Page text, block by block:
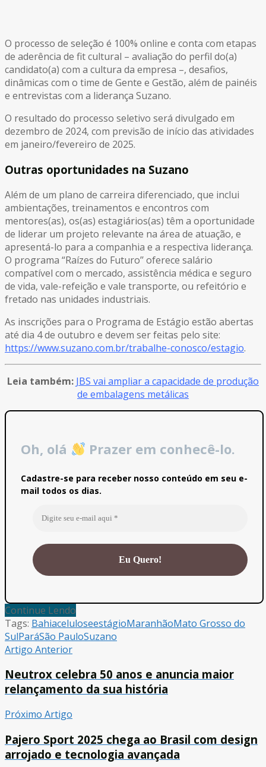
O processo de seleção é 100% online e conta com etapas
de aderência de fit cultural – avaliação do perfil do(a)
candidato(a) com a cultura da empresa –, desafios,
dinâmicas com o time de Gente e Gestão, além de painéis
e entrevistas com a liderança Suzano.
O resultado do processo seletivo será divulgado em
dezembro de 2024, com previsão de início das atividades
em janeiro/fevereiro de 2025.
Outras oportunidades na Suzano
Além de um plano de carreira diferenciado, que inclui
ambientações, treinamentos e encontros com
mentores(as), os(as) estagiários(as) têm a oportunidade
de liderar um projeto relevante na área de atuação, e
apresentá-lo para a companhia e a respectiva liderança.
O programa “Raízes do Futuro’’ oferece salário
compatível com o mercado, assistência médica e seguro
de vida, vale-refeição e vale transporte, ou refeitório e
fretado nas unidades industriais.
As inscrições para o Programa de Estágio estão abertas
até dia 4 de outubro e devem ser feitas pelo site:
https://www.suzano.com.br/trabalhe-conosco/estagio.
Leia também: JBS vai ampliar a capacidade de produção
de embalagens metálicas
Oh, olá Prazer em conhecê-lo.
Cadastre-se para receber nosso conteúdo em seu e-
mail todos os dias.
Continue Lendo
Tags: BahiaceluloseestágioMaranhãoMato Grosso do
SulParáSão PauloSuzano
Artigo Anterior
Neutrox celebra 50 anos e anuncia maior
relançamento da sua história
Próximo Artigo
Pajero Sport 2025 chega ao Brasil com design
arrojado e tecnologia avançada